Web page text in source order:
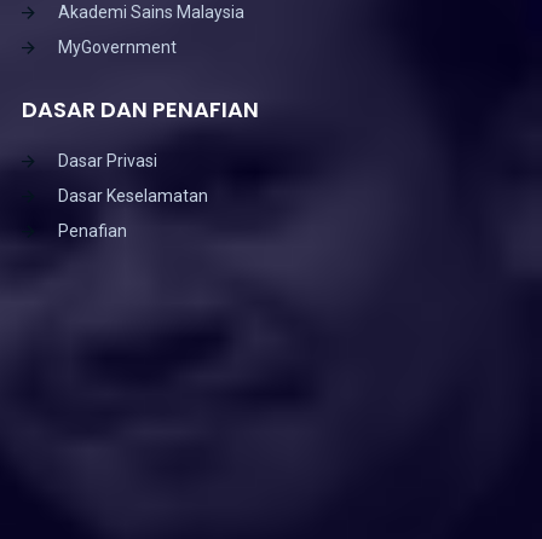
Akademi Sains Malaysia
MyGovernment
DASAR DAN PENAFIAN
Dasar Privasi
Dasar Keselamatan
Penafian